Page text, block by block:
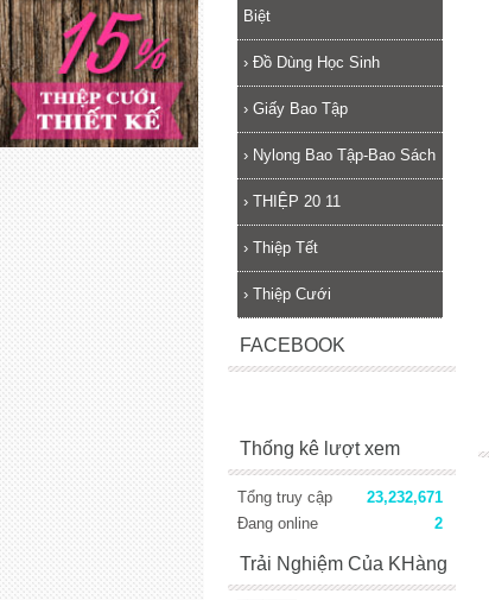
Biệt
› Đồ Dùng Học Sinh
› Giấy Bao Tập
› Nylong Bao Tập-Bao Sách
› THIỆP 20 11
› Thiệp Tết
› Thiệp Cưới
FACEBOOK
Thống kê lượt xem
Tổng truy cập
23,232,671
Đang online
2
Trải Nghiệm Của KHàng